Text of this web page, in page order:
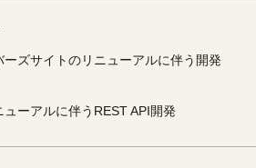
ズサイトのリニューアルに伴う開発
ーアルに伴うREST API開発